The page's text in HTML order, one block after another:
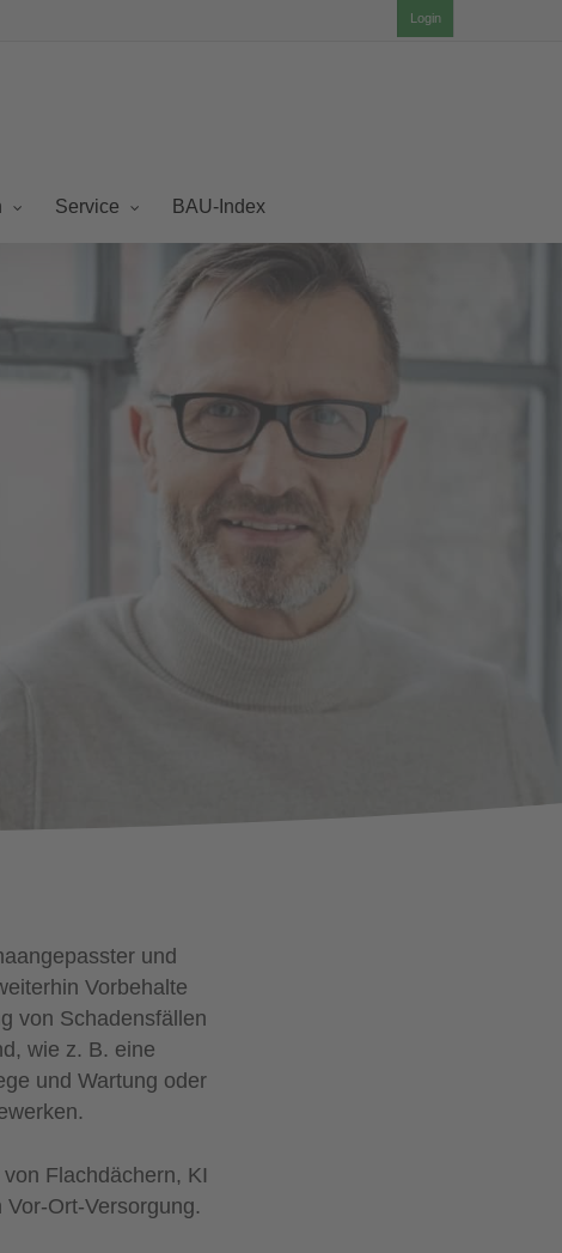
Login
Service BAU-Index
und
Vorbehalte
von Schadensfällen
wie z. B. eine
und Wartung oder
Flachdächern, KI
Ort-Versorgung.